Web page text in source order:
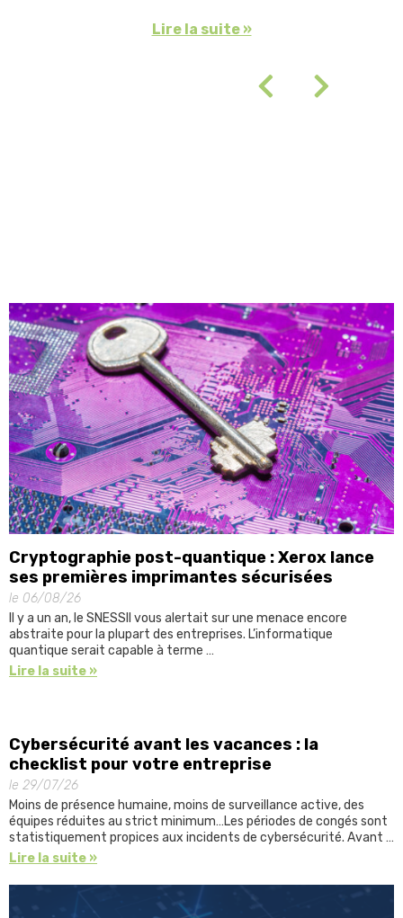
Lire la suite »
Cryptographie post-quantique : Xerox lance
ses premières imprimantes sécurisées
le 06/08/26
Il y a un an, le SNESSII vous alertait sur une menace encore
abstraite pour la plupart des entreprises. L’informatique
quantique serait capable à terme …
Lire la suite »
Cybersécurité avant les vacances : la
checklist pour votre entreprise
le 29/07/26
Moins de présence humaine, moins de surveillance active, des
équipes réduites au strict minimum…Les périodes de congés sont
statistiquement propices aux incidents de cybersécurité. Avant …
Lire la suite »